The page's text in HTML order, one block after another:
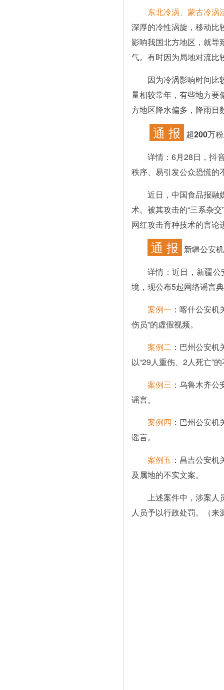
东北冷涡、蒙古冷涡
深厚的冷性涡旋，移动比
影响我国北方地区，就导
气。有时因为局地对流比
因为冷涡影响时间比较
量相较常年，有些地方要
方地区降水偏多，降雨日
通 报
超200万
详情： 6月28日，抖
秩序、易引发公众恐慌的
近日，中国食品报融媒
术。被其攻击的“三系杂
网红攻击育种技术的言论
通 报
新疆公安
详情： 近日，新疆
境，现公布5起网络谣言
案例一 ：喀什公安
伤员”的虚假视频。
案例二：巴州公安机
以“29人重伤、2人死亡”
案例三 ：乌鲁木齐
谣言。
案例四 ：巴州公安
谣言。
案例五 ：昌吉公安
及属地的不实文案。
上述案件中，涉案人员
人员予以行政处罚。（来